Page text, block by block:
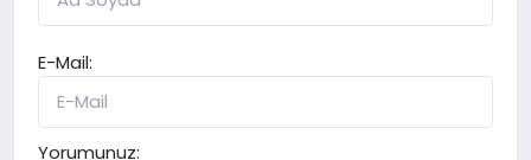
E-Mail:
Yorumunuz: